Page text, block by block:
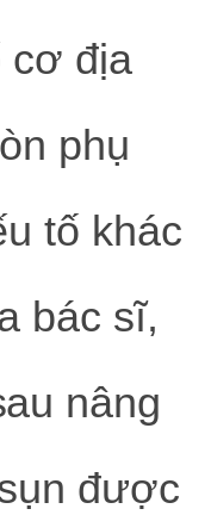
cơ địa
phụ
tố khác
bác sĩ,
nâng
được